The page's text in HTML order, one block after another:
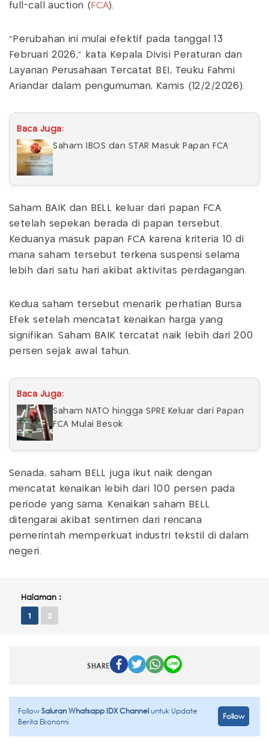
full-call auction ( FCA).
"Perubahan ini mulai efektif pada tanggal 13
Februari 2026," kata Kepala Divisi Peraturan dan
Layanan Perusahaan Tercatat BEI, Teuku Fahmi
Ariandar dalam pengumuman, Kamis (12/2/2026).
Baca Juga:
Saham IBOS dan STAR Masuk Papan FCA
Saham BAIK dan BELL keluar dari papan FCA
setelah sepekan berada di papan tersebut.
Keduanya masuk papan FCA karena kriteria 10 di
mana saham tersebut terkena suspensi selama
lebih dari satu hari akibat aktivitas perdagangan.
Kedua saham tersebut menarik perhatian Bursa
Efek setelah mencatat kenaikan harga yang
signifikan. Saham BAIK tercatat naik lebih dari 200
persen sejak awal tahun.
Baca Juga:
Saham NATO hingga SPRE Keluar dari Papan
FCA Mulai Besok
Senada, saham BELL juga ikut naik dengan
mencatat kenaikan lebih dari 100 persen pada
periode yang sama. Kenaikan saham BELL
ditengarai akibat sentimen dari rencana
pemerintah memperkuat industri tekstil di dalam
negeri.
Halaman :
1 2
SHARE
FollowSaluran Whatsapp IDX Channeluntuk Update
Berita Ekonomi
Follow